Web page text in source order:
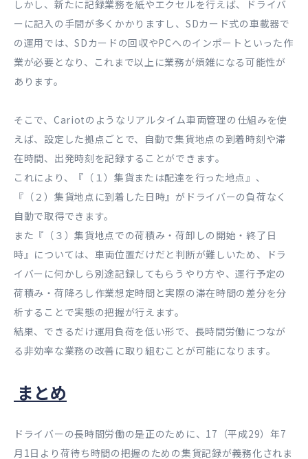
しかし、新たに記録業務を紙やエクセルを行えば、ドライバ
ーに記入の手間が多くかかりますし、SDカード式の車載器で
の運用では、SDカードの回収やPCへのインポートといった作
業が必要となり、これまで以上に業務が煩雑になる可能性が
あります。
そこで、Cariotのようなリアルタイム車両管理の仕組みを使
えば、設定した拠点ごとで、自動で集貨地点の到着時刻や滞
在時間、出発時刻を記録することができます。
これにより、『（１）集貨または配達を行った地点』、
『（２）集貨地点に到着した日時』がドライバーの負荷なく
自動で取得できます。
また『（３）集貨地点での荷積み・荷卸しの開始・終了日
時』については、車両位置だけだと判断が難しいため、ドラ
イバーに何かしら別途記録してもらうやり方や、運行予定の
荷積み・荷降ろし作業想定時間と実際の滞在時間の差分を分
析することで実態の把握が行えます。
結果、できるだけ運用負荷を低い形で、長時間労働につなが
る非効率な業務の改善に取り組むことが可能になります。
まとめ
ドライバーの長時間労働の是正のために、17（平成29）年7
月1日より荷待ち時間の把握のための集貨記録が義務化されま